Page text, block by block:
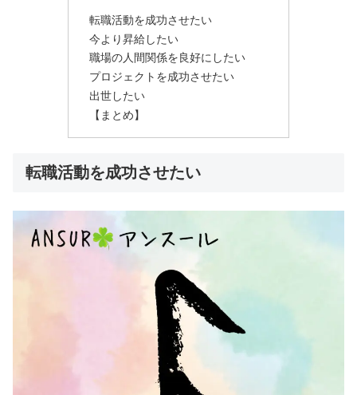
転職活動を成功させたい
今より昇給したい
職場の人間関係を良好にしたい
プロジェクトを成功させたい
出世したい
【まとめ】
転職活動を成功させたい